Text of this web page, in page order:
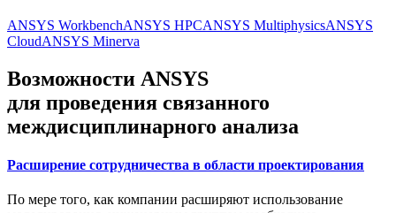
ANSYS WorkbenchANSYS HPCANSYS MultiphysicsANSYS
CloudANSYS Minerva
Возможности ANSYS
для проведения связанного
междисциплинарного анализа
Расширение сотрудничества в области проектирования
По мере того, как компании расширяют использование